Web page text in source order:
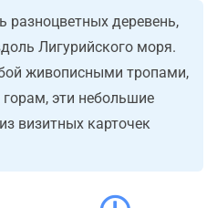
разноцветных деревень,
Лигурийского моря.
живописными тропами,
эти небольшие
визитных карточек